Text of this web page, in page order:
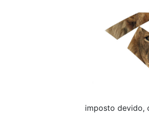
imposto devido,